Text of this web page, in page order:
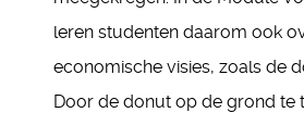
leren studenten daarom ook
economische visies, zoals de
Door de donut op de grond te